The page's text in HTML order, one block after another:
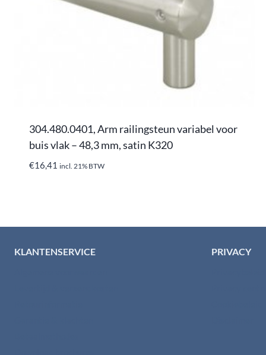
304.480.0401, Arm railingsteun variabel voor
buis vlak – 48,3 mm, satin K320
€16,41 incl. 21% BTW
KLANTENSERVICE PRIVACY